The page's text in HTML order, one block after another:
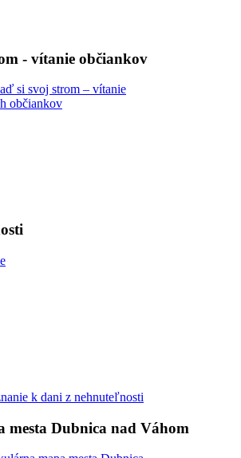
- vítanie občiankov
k dani z nehnuteľnosti
mesta Dubnica nad Váhom